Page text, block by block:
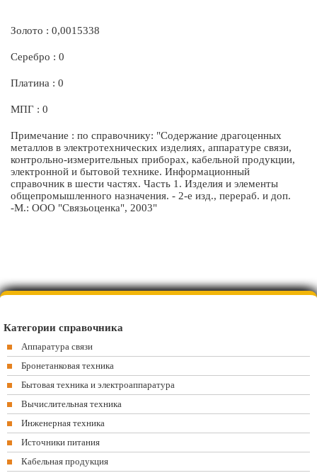
Золото : 0,0015338
Серебро : 0
Платина : 0
МПГ : 0
Примечание : по справочнику: "Содержание драгоценных
металлов в электротехнических изделиях, аппаратуре связи,
контрольно-измерительных приборах, кабельной продукции,
электронной и бытовой технике. Информационный
справочник в шести частях. Часть 1. Изделия и элементы
общепромышленного назначения. - 2-е изд., перераб. и доп.
-М.: ООО "Связьоценка", 2003"
Категории справочника
Аппаратура связи
Бронетанковая техника
Бытовая техника и электроаппаратура
Вычислительная техника
Инженерная техника
Источники питания
Кабельная продукция